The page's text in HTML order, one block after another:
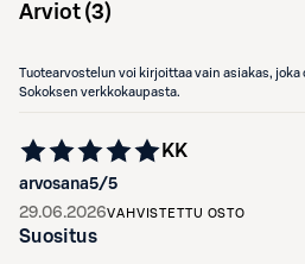
Arviot (3)
Tuotearvostelun voi kirjoittaa vain asiakas,
Sokoksen verkkokaupasta.
arvosana5/5
KK
29.06.2026VAHVISTETTU OSTO
Suositus